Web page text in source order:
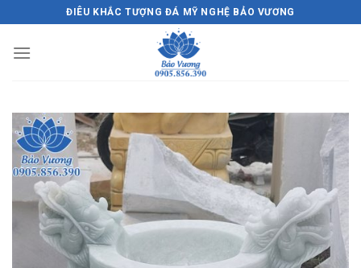
to
content
ĐIÊU KHẮC TƯỢNG ĐÁ MỸ NGHỆ BẢO VƯƠNG